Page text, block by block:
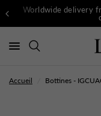
Worldwide delivery
Accueil Bottines -